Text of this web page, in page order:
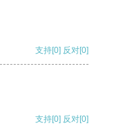
支持[0] 反对[0]
支持[0] 反对[0]